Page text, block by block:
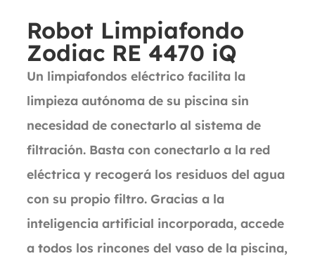
Robot Limpiafondo
Zodiac RE 4470 iQ
Un limpiafondos eléctrico facilita la
limpieza autónoma de su piscina sin
necesidad de conectarlo al sistema de
filtración. Basta con conectarlo a la red
eléctrica y recogerá los residuos del agua
con su propio filtro. Gracias a la
inteligencia artificial incorporada, accede
a todos los rincones del vaso de la piscina,